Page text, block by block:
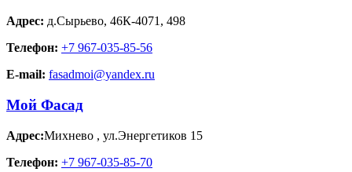
Адрес: д.Сырьево, 46К-4071, 498
Телефон: +7 967-035-85-56
E-mail: fasadmoi@yandex.ru
Мой Фасад
Адрес:Михнево , ул.Энергетиков 15
Телефон: +7 967-035-85-70